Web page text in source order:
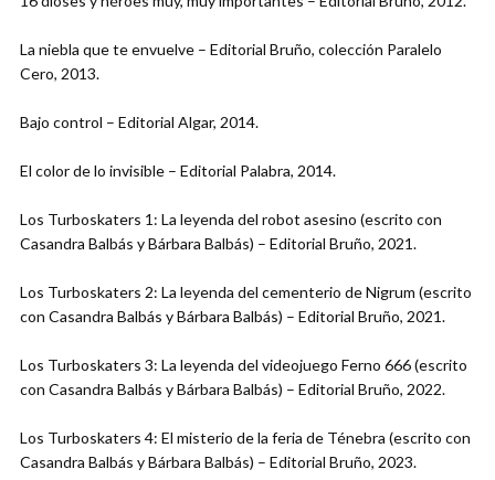
La niebla que te envuelve – Editorial Bruño, colección Paralelo
Cero, 2013.
Bajo control – Editorial Algar, 2014.
El color de lo invisible – Editorial Palabra, 2014.
Los Turboskaters 1: La leyenda del robot asesino (escrito con
Casandra Balbás y Bárbara Balbás) – Editorial Bruño, 2021.
Los Turboskaters 2: La leyenda del cementerio de Nigrum (escrito
con Casandra Balbás y Bárbara Balbás) – Editorial Bruño, 2021.
Los Turboskaters 3: La leyenda del videojuego Ferno 666 (escrito
con Casandra Balbás y Bárbara Balbás) – Editorial Bruño, 2022.
Los Turboskaters 4: El misterio de la feria de Ténebra (escrito con
Casandra Balbás y Bárbara Balbás) – Editorial Bruño, 2023.